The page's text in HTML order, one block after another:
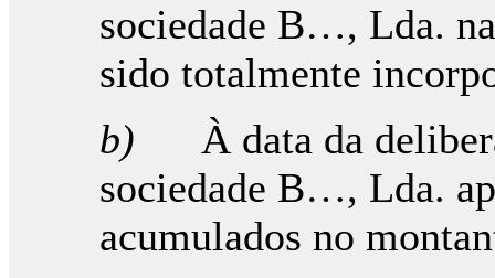
sociedade B…, Lda.
sido totalmente
b) À data da
sociedade B…, Lda.
acumulados no